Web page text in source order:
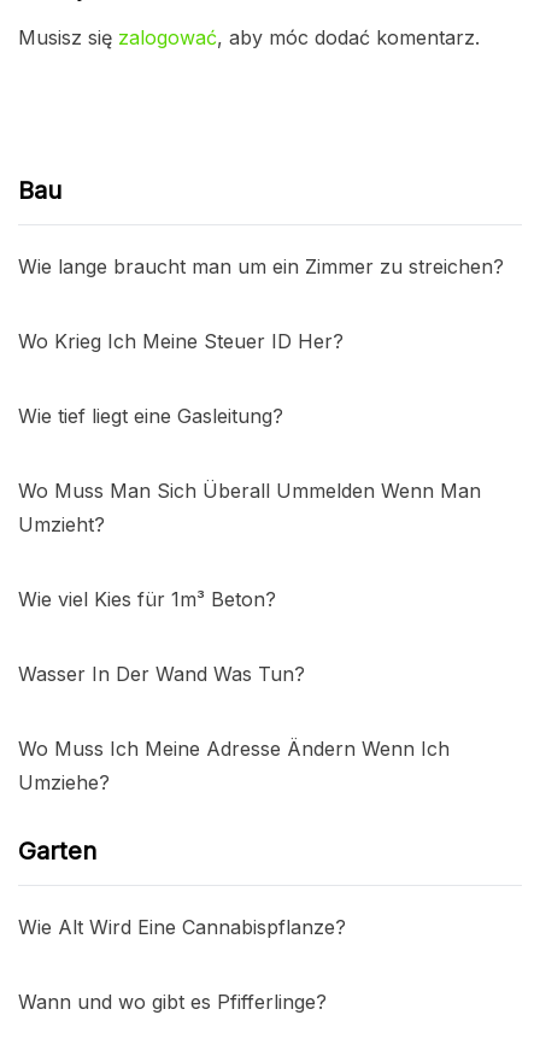
Musisz się zalogować, aby móc dodać komentarz.
Bau
Wie lange braucht man um ein Zimmer zu streichen?
Wo Krieg Ich Meine Steuer ID Her?
Wie tief liegt eine Gasleitung?
Wo Muss Man Sich Überall Ummelden Wenn Man
Umzieht?
Wie viel Kies für 1m³ Beton?
Wasser In Der Wand Was Tun?
Wo Muss Ich Meine Adresse Ändern Wenn Ich
Umziehe?
Garten
Wie Alt Wird Eine Cannabispflanze?
Wann und wo gibt es Pfifferlinge?